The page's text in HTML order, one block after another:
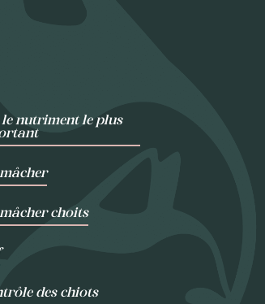
le nutriment le plus
choits
des chiots